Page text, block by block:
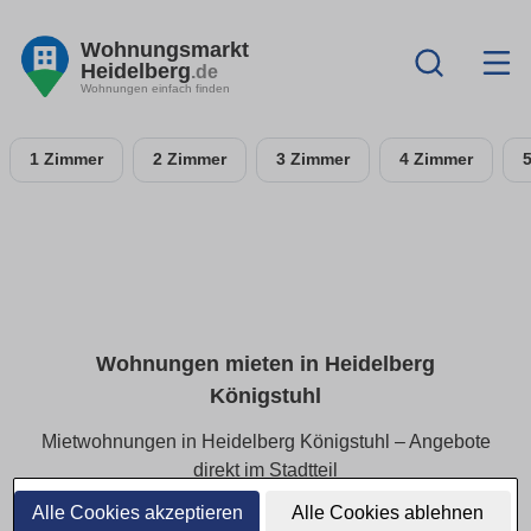
Alle Cookies akzeptieren Alle Cookies ablehnen
Wohnungsmarkt
Heidelberg.de
Wohnungen einfach finden
1 Zimmer 2 Zimmer 3 Zimmer 4 Zimmer
Wohnungen mieten in Heidelberg
Königstuhl
Mietwohnungen in Heidelberg Königstuhl – Angebote
direkt im Stadtteil
In Heidelberg Königstuhl finden Sie eine vielfältige Auswahl